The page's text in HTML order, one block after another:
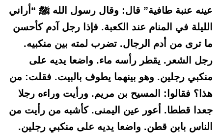
عينه عنبة طافية” قال: وقال رسول الله ﷺ “أراني
الليلة في المنام عند الكعبة. فإذا رجل آدم كأحسن
ما ترى من أدم الرجال. تضرب لمته بين منكبيه.
رجل الشعر. يقطر رأسه ماء. واضعا يديه على
منكبي رجلين. وهو بينهما يطوف بالبيت. فقلت: من
هذا؟ فقالوا: المسيح بن مريم. ورأيت وراءه رجلا
جعدا قططا. أعور عين اليمنى. كأشبه من رأيت من
الناس بابن قطن. واضعا يديه على منكبي رجلين.